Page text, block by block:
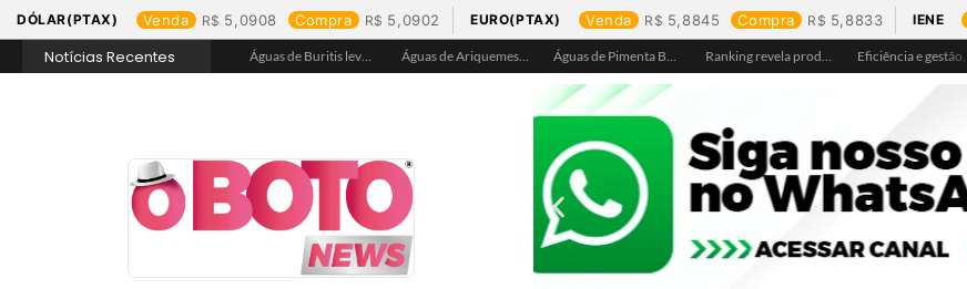
DÓLAR(PTAX) Venda 5,0908 Compra 5,0902 EURO(PTAX) Venda 5,8845 Compra 5,8833 IENE
Notícias Recentes Águas de Buritis leva hidratação e conscientização ao Festival de Flores de Holambra Águas de Ariquemes leva atendimento itinerante e orientações ao Distrito de Bom Futuro neste sábado, 25 Águas de Pimenta Bueno amplia rede de abastecimento e leva água tratada para moradores da região do aeroporto Ranking revela produtos mais comprados em cada estado e aponta drone como destaque em Rondônia Eficiência e gestão, Buritis se torna referência em controle de perdas de água